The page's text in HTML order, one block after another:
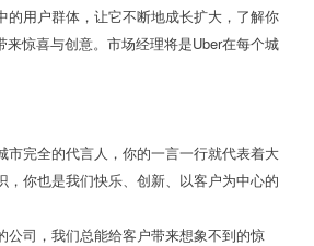
的用户群体，让它不断地成长扩大，了解你
来惊喜与创意。市场经理将是Uber在每个城
市完全的代言人，你的一言一行就代表着大
，你也是我们快乐、创新、以客户为中心的
公司，我们总能给客户带来想象不到的惊